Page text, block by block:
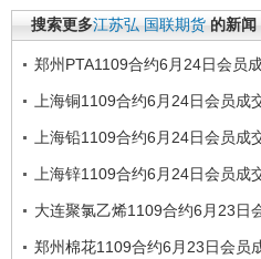
搜索更多江苏弘 国联期货 的新闻
郑州PTA1109合约6月24日会员
上海铜1109合约6月24日会员成
上海铅1109合约6月24日会员成
上海锌1109合约6月24日会员成
大连聚氯乙烯1109合约6月23日
郑州棉花1109合约6月23日会员